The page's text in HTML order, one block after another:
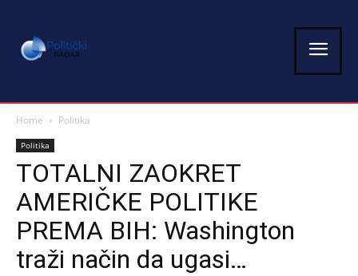
Home Politika
Politika
TOTALNI ZAOKRET
AMERIČKE POLITIKE
PREMA BIH: Washington
traži način da ugasi…